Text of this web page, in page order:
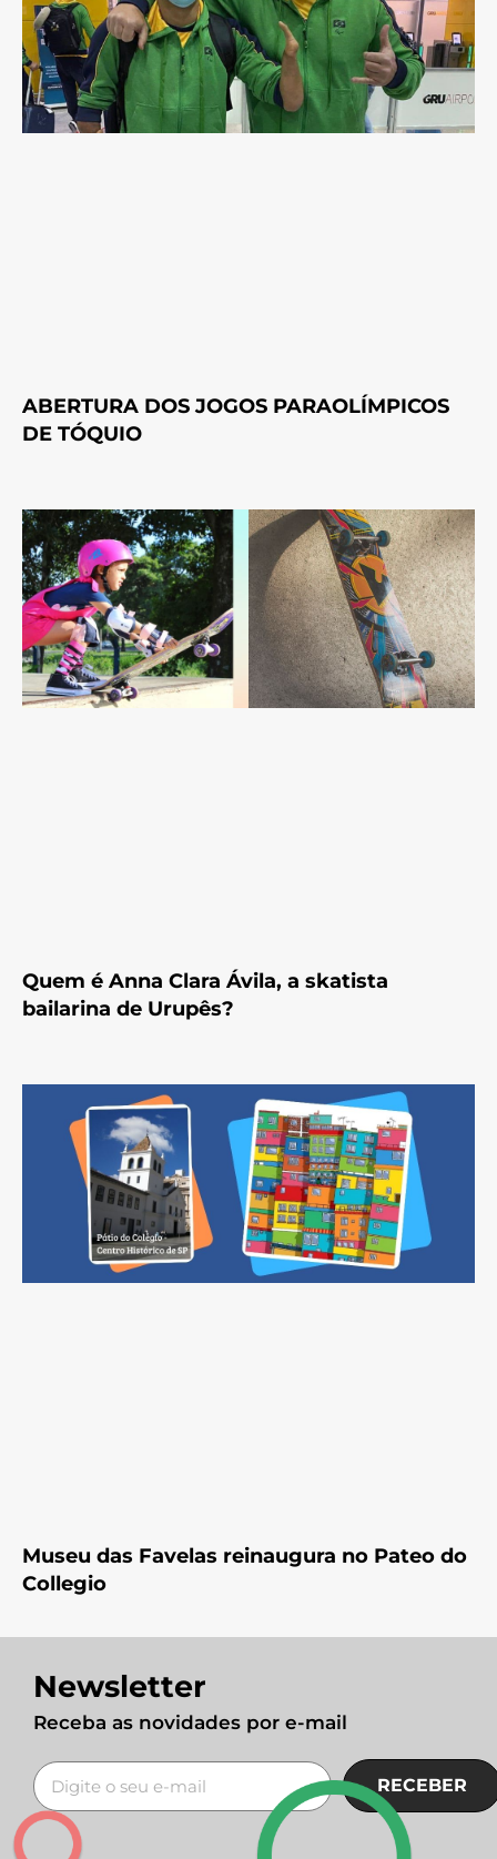
ABERTURA DOS JOGOS PARAOLÍMPICOS
DE TÓQUIO
Quem é Anna Clara Ávila, a skatista
bailarina de Urupês?
Museu das Favelas reinaugura no Pateo do
Collegio
Newsletter
Receba as novidades por e-mail
RECEBER